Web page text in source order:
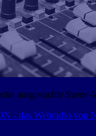
ausgesuchte Szene-
- das Webradio von